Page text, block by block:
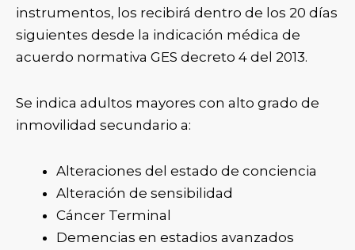
instrumentos, los recibirá dentro de los 20 días
siguientes desde la indicación médica de
acuerdo normativa GES decreto 4 del 2013.
Se indica adultos mayores con alto grado de
inmovilidad secundario a:
Alteraciones del estado de conciencia
Alteración de sensibilidad
Cáncer Terminal
Demencias en estadios avanzados